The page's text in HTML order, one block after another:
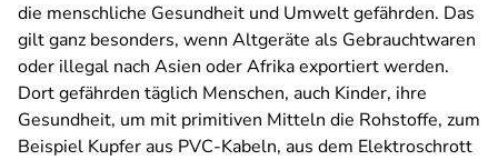
die menschliche Gesundheit und Umwelt gefährden. Das
gilt ganz besonders, wenn Altgeräte als Gebrauchtwaren
oder illegal nach Asien oder Afrika exportiert werden.
Dort gefährden täglich Menschen, auch Kinder, ihre
Gesundheit, um mit primitiven Mitteln die Rohstoffe, zum
Beispiel Kupfer aus PVC-Kabeln, aus dem Elektroschrott